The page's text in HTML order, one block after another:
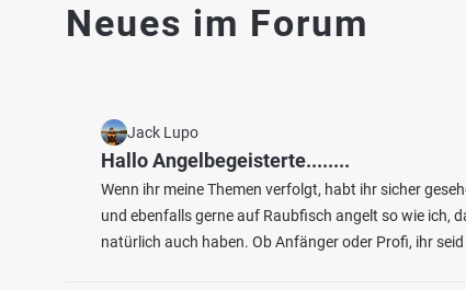
Gschwendtnermühlweiher
Neues im Forum
Jack Lupo
Hallo Angelbegeisterte........
Wenn ihr meine Themen verfolgt, habt ihr sicher
und ebenfalls gerne auf Raubfisch angelt so wie ich,
natürlich auch haben. Ob Anfänger oder Profi, ihr